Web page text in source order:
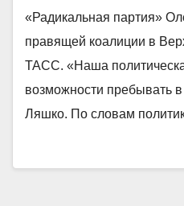
«Радикальная партия»
правящей коалиции в
ТАСС. «Наша
возможности пребывать
Ляшко. По словам